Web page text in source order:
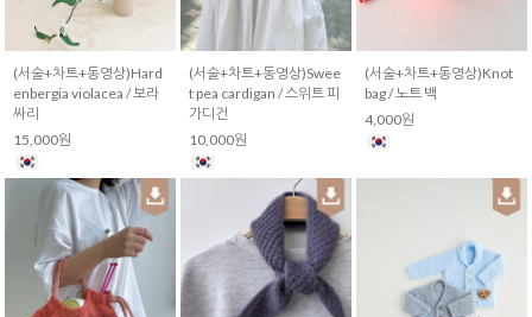
(서술+차트+동영상)Hard
enbergia violacea / 보라
싸리
15,000원
(서술+차트+동영상)Swee
t pea cardigan / 스위트 피
가디건
10,000원
(서술+차트+동영상)Knot
bag / 노트 백
4,000원